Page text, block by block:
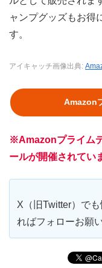
ャンプグッズもお得
す。
アイキャッチ画像出典:
Amazon
※Amazonプライム
ールが開催されてい
X（旧Twitter）で
ればフォローお願